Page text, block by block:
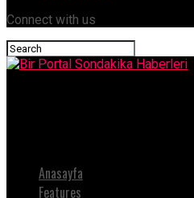
Connect with us
Anasayfa
Features